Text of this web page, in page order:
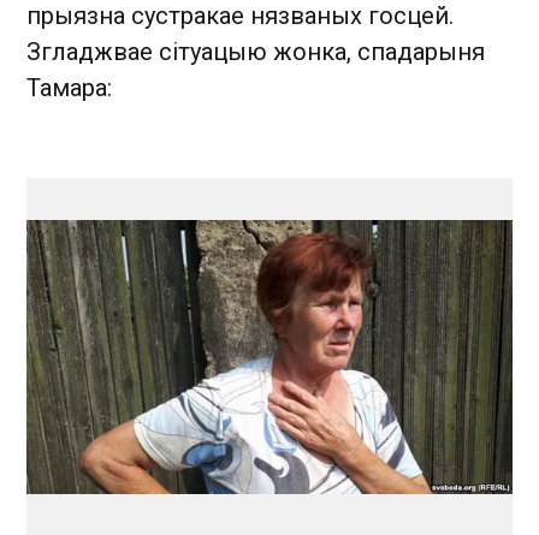
прыязна сустракае нязваных госцей.
Згладжвае сітуацыю жонка, спадарыня
Тамара: